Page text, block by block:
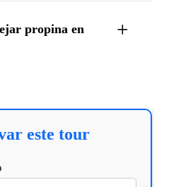
propina en
este tour